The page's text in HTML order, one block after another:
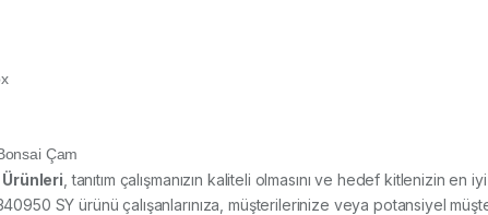
Çam
, tanıtım çalışmanızın kaliteli olmasını ve hedef kitlenizin
SY ürünü çalışanlarınıza, müşterilerinize veya potansiyel